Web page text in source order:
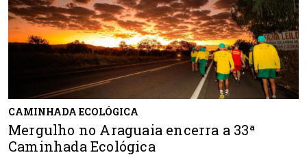
CAMINHADA ECOLÓGICA
Mergulho no Araguaia encerra a 33ª
Caminhada Ecológica